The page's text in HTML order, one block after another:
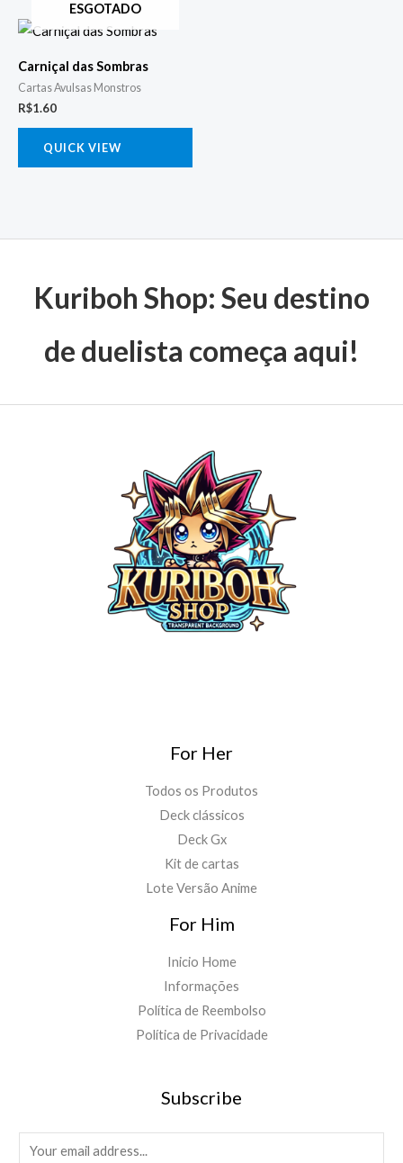
ESGOTADO
Carniçal das Sombras
Cartas Avulsas Monstros
R$1.60
QUICK VIEW
Kuriboh Shop: Seu destino
de duelista começa aqui!
For Her
Todos os Produtos
Deck clássicos
Deck Gx
Kit de cartas
Lote Versão Anime
For Him
Inicio Home
Informações
Política de Reembolso
Política de Privacidade
Subscribe